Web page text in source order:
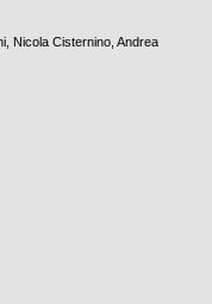
Nicola Cisternino, Andrea